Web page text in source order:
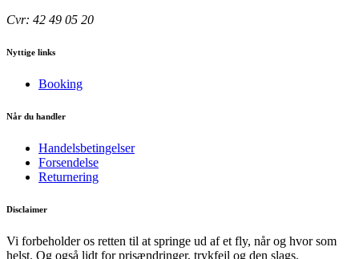
Cvr: 42 49 05 20
Nyttige links
Booking
Når du handler
Handelsbetingelser
Forsendelse
Returnering
Disclaimer
Vi forbeholder os retten til at springe ud af et fly, når og hvor som
helst. Og også lidt for prisændringer, trykfejl og den slags.